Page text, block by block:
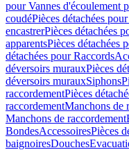
pour Vannes d'écoulement
coudéPièces détachées
encastrerPièces détachées
apparentsPièces détachées
détachées pour Raccords
déversoirs murauxPièces
déversoirs murauxSiphons
raccordementPièces
raccordementManchons de
Manchons de raccordement
BondesAccessoiresPièces
baignoiresDouches